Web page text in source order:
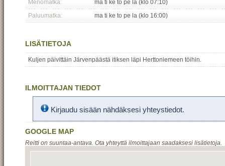
Menomatka:
ma ti ke to pe la (klo 07:10)
Paluumatka:
ma ti ke to pe la (klo 16:00)
LISÄTIETOJA
Kuljen päivittäin Järvenpäästä itiksen läpi Herttoniemeen töihin.
ILMOITTAJAN TIEDOT
Kirjaudu sisään nähdäksesi yhteystiedot.
GOOGLE MAP
Reitti on suuntaa-antava. Ota yhteyttä ilmoittajaan saadaksesi lisätietoja.